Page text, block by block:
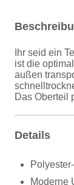
Ihr seid ein
ist die
außen
Das Oberteil
Details
Moderne